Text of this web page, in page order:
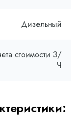
Дизельный
стоимости З/
Ч